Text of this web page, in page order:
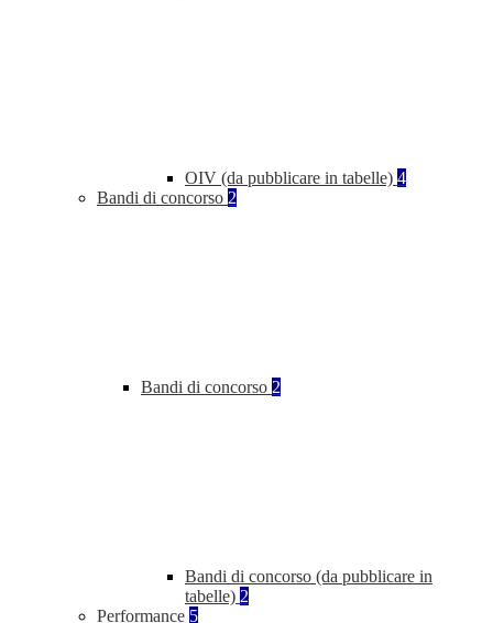
OIV (da pubblicare in tabelle) 4
Bandi di concorso 2
Bandi di concorso 2
Bandi di concorso (da pubblicare in
tabelle) 2
Performance 5